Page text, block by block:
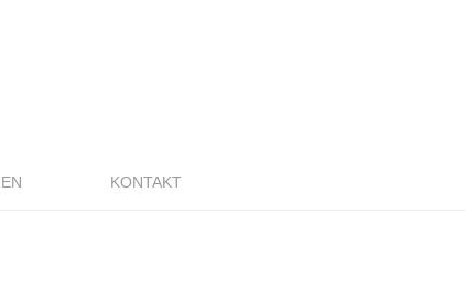
KONTAKT